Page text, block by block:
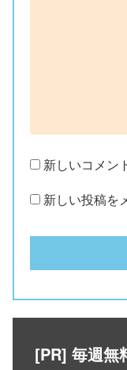
新しいコメン
新しい投稿を
[PR] 毎週無